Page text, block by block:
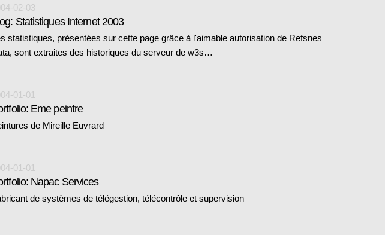
02-03
Statistiques Internet 2003
statistiques, présentées sur cette page grâce à l'aimable autorisation de Refsnes
sont extraites des historiques du serveur de w3s…
01-01
Eme peintre
de Mireille Euvrard
01-01
Napac Services
de systèmes de télégestion, télécontrôle et supervision